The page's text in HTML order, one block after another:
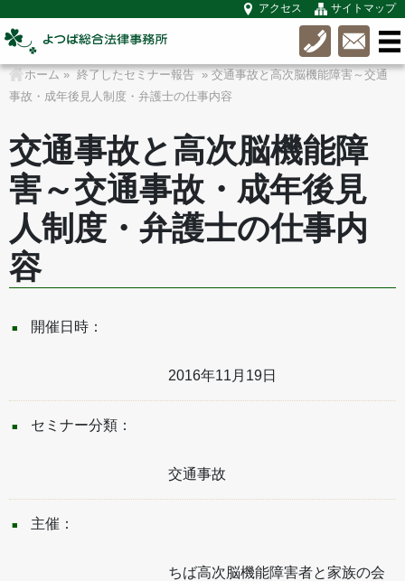
アクセス サイトマップ
ホーム » 終了したセミナー報告
» 交通事故と高次脳機能障害～交通
事故・成年後見人制度・弁護士の仕事内容
交通事故と高次脳機能障
害～交通事故・成年後見
人制度・弁護士の仕事内
容
開催日時：
2016年11月19日
セミナー分類：
交通事故
主催：
ちば高次脳機能障害者と家族の会